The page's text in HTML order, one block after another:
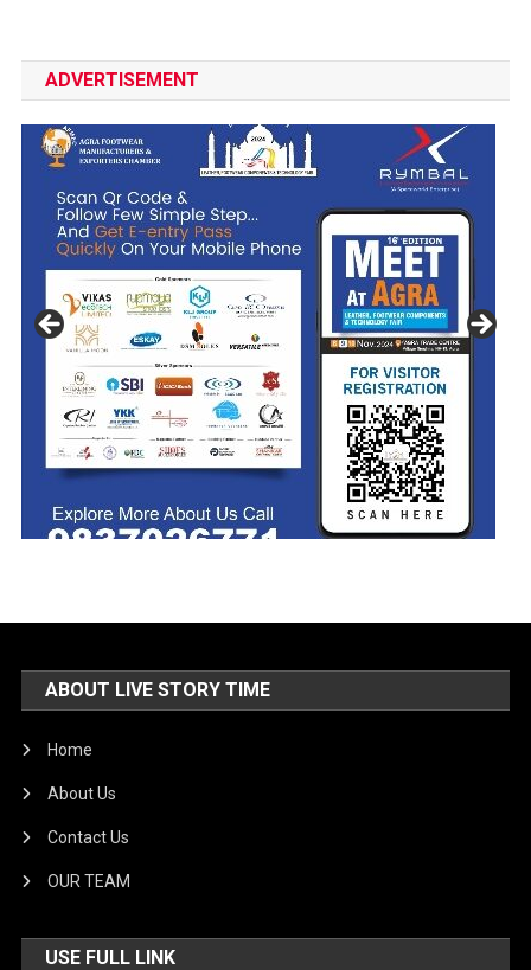
ADVERTISEMENT
ABOUT LIVE STORY TIME
Home
About Us
Contact Us
OUR TEAM
USE FULL LINK